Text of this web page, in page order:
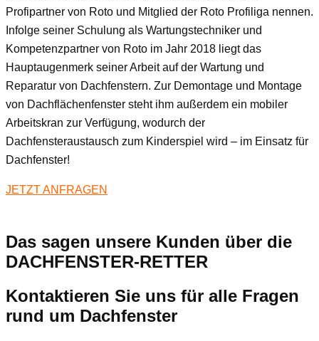
Profipartner von Roto und Mitglied der Roto Profiliga nennen.
Infolge seiner Schulung als Wartungstechniker und
Kompetenzpartner von Roto im Jahr 2018 liegt das
Hauptaugenmerk seiner Arbeit auf der Wartung und
Reparatur von Dachfenstern. Zur Demontage und Montage
von Dachflächenfenster steht ihm außerdem ein mobiler
Arbeitskran zur Verfügung, wodurch der
Dachfensteraustausch zum Kinderspiel wird – im Einsatz für
Dachfenster!
JETZT ANFRAGEN
Das sagen unsere Kunden über die
DACHFENSTER-RETTER
Kontaktieren Sie uns für alle Fragen
rund um Dachfenster